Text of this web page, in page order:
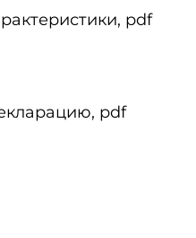
pdf
pdf